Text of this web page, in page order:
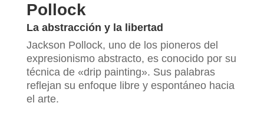
Pollock
La abstracción y la libertad
Jackson Pollock, uno de los pioneros del
expresionismo abstracto, es conocido por su
técnica de «drip painting». Sus palabras
reflejan su enfoque libre y espontáneo hacia
el arte.